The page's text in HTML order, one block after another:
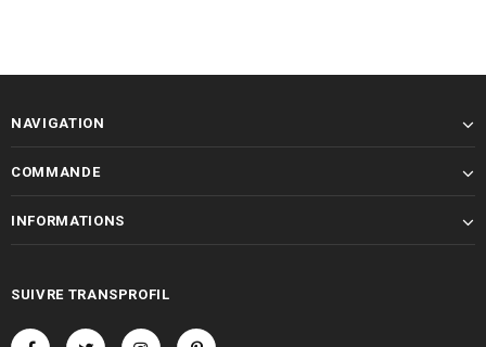
NAVIGATION
COMMANDE
INFORMATIONS
SUIVRE TRANSPROFIL